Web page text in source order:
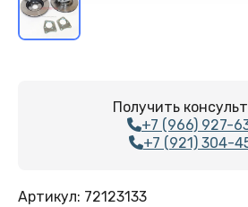
Получить
+7 (966) 927-
+7 (921) 304-
Артикул: 72123133